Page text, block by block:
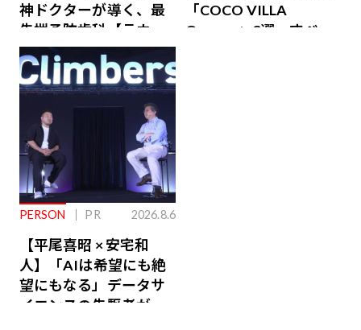
神ドクターが導く、最
先端予防歯科【ラウン
ジ会員特典あり】
「COCO VILLA
Owners」3選。すべて
PERSON PR 2026.8.6
【平尾喜昭 × 安宅和
人】「AIは希望にも絶
望にもなる」データサ
イエンスの先駆者が語